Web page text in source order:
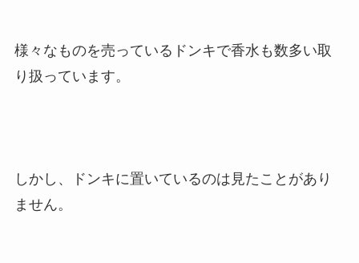
様々なものを売っているドンキで香水も数多い取
り扱っています。
しかし、ドンキに置いているのは見たことがあり
ません。